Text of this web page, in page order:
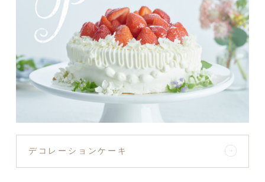
デコレーションケーキ